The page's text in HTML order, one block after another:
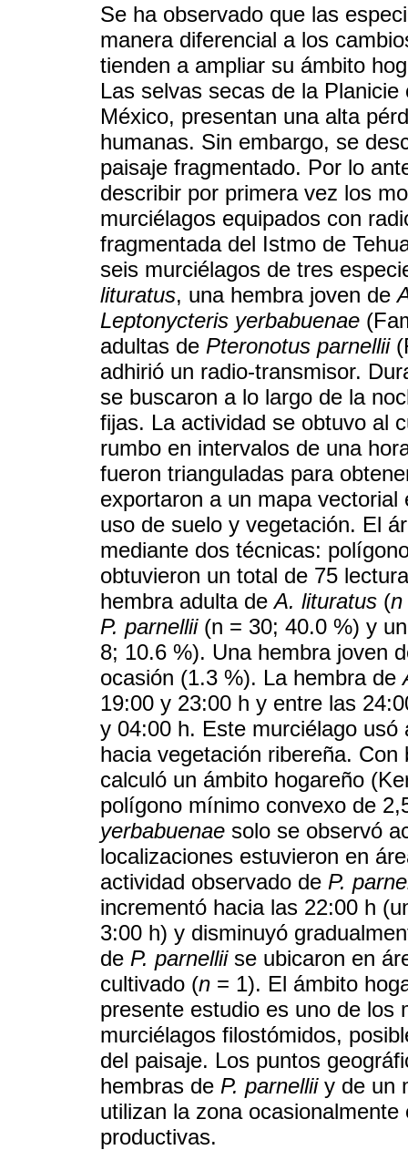
Se ha observado que las
manera diferencial a los
tienden a ampliar su ámbito
Las selvas secas de la
México, presentan una alta
humanas. Sin embargo, se
paisaje fragmentado. Por lo
describir por primera vez los
murciélagos equipados con
fragmentada del Istmo de
seis murciélagos de tres
lituratus, una hembra joven de
Leptonycteris yerbabuenae
adultas de Pteronotus parnellii
adhirió un radio-transmisor.
se buscaron a lo largo de la
fijas. La actividad se obtuvo al
rumbo en intervalos de una
fueron trianguladas para
exportaron a un mapa
uso de suelo y vegetación. El
mediante dos técnicas:
obtuvieron un total de 75
hembra adulta deA. lituratus (n
P. parnellii(n = 30; 40.0 %) y
8; 10.6 %). Una hembra joven
ocasión (1.3 %). La hembra de
19:00 y 23:00 h y entre las
y 04:00 h. Este murciélago
hacia vegetación ribereña.
calculó un ámbito hogareño
polígono mínimo convexo de
yerbabuenae solo se observó
localizaciones estuvieron en
actividad observado de P.
incrementó hacia las 22:00 h
3:00 h) y disminuyó
de P. parnelliise ubicaron en
cultivado (n = 1). El ámbito
presente estudio es uno de los
murciélagos filostómidos,
del paisaje. Los puntos
hembras de P. parnelliiy de un
utilizan la zona
productivas.